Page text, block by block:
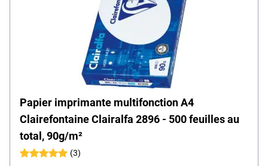
Papier imprimante multifonction A4
Clairefontaine Clairalfa 2896 - 500 feuilles au
total, 90g/m²
(3)